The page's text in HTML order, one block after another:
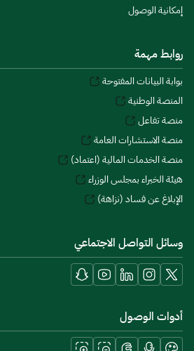
إمكانية الوصول
روابط مهمة
بوابة البيانات المفتوحة
المنصة الوطنية
منصة تفاعل
منصة الاستشارات العامة
منصة الخدمات المالية (اعتماد)
هيئة الخبراء بمجلس الوزراء
الإبلاغ عن فساد (نزاهة)
وسائل التواصل الاجتماعي
أدوات الوصول